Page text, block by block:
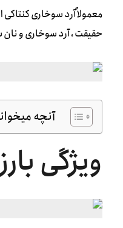
معمولاً آرد سوخاری
حقیقت ، آرد سوخاری و
آنچه
ویژگی